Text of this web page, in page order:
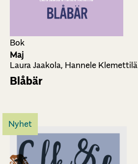
Bok
Maj
Laura Jaakola, Hannele Klemettilä
Blåbär
Nyhet